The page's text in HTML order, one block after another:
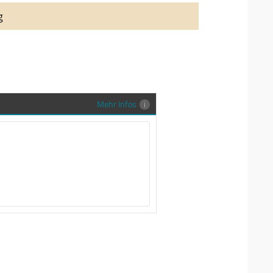
auch richtig in Szene zu setzen,
Trauringe-EFES Tragetasche inkl.
Sendung zu schützen und
Mehr Infos